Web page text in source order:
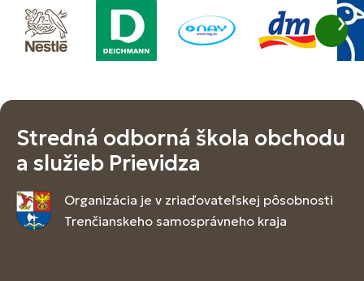
Stredná odborná škola obchodu
a služieb Prievidza
Organizácia je v zriaďovateľskej pôsobnosti
Trenčianskeho samosprávneho kraja